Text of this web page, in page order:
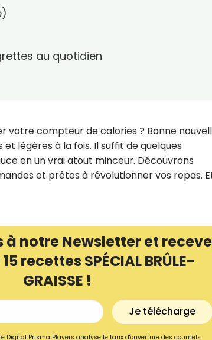
au quotidien
votre compteur de calories ? Bonne
légères à la fois. Il suffit de quelques
en un vrai atout minceur. Découvrons
et prêtes à révolutionner vos repas.
notre Newsletter et
recettes SPÉCIAL BRÛLE-
GRAISSE !
Je télécharge
Digital Prisma Players analyse le taux d'ouverture des courriels
Recevez
recettes inédites de
Ainsi que la newsletter